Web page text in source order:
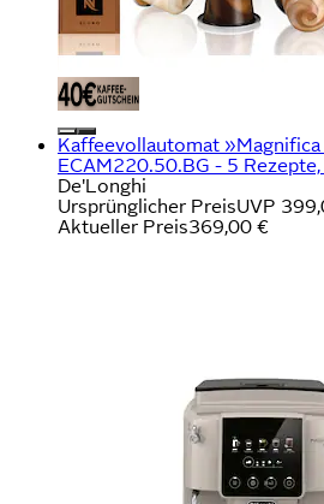
Kaffeevollautomat
ECAM220.50.BG - 5
De'Longhi
Ursprünglicher PreisUVP
Aktueller Preis369,00 €